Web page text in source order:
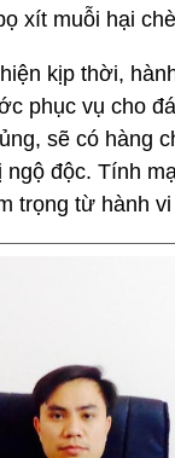
xít muỗi hại
kịp thời,
phục vụ cho
sẽ có hàng
ngộ độc. Tính
trọng từ hành